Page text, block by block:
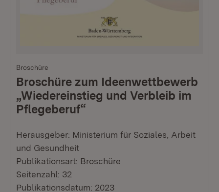
Broschüre
Broschüre zum Ideenwettbewerb
„Wiedereinstieg und Verbleib im
Pflegeberuf“
Herausgeber: Ministerium für Soziales, Arbeit
und Gesundheit
Publikationsart: Broschüre
Seitenzahl: 32
Publikationsdatum: 2023